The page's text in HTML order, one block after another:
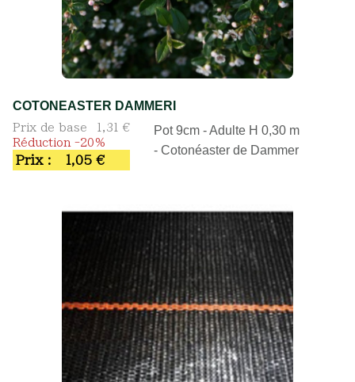
COTONEASTER DAMMERI
Prix de base
1,31 €
Réduction -20%
Prix : 1,05 €
Pot 9cm - Adulte H 0,30 m
- Cotonéaster de Dammer